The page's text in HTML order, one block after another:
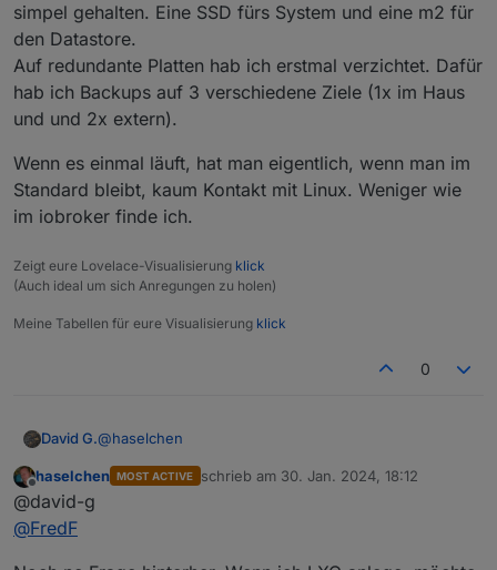
Standardbefehle sind okay, aber wenns um
Festplatten und partionieren und das logische
Verständnis von deren Bezeichnung in Linux geht,
dann ist schon Ende.
simpel gehalten. Eine SSD fürs System und eine m2 für
den Datastore.
Auf redundante Platten hab ich erstmal verzichtet. Dafür
hab ich Backups auf 3 verschiedene Ziele (1x im Haus
und und 2x extern).
Wenn es einmal läuft, hat man eigentlich, wenn man im
Standard bleibt, kaum Kontakt mit Linux. Weniger wie
im iobroker finde ich.
Zeigt eure Lovelace-Visualisierung klick
(Auch ideal um sich Anregungen zu holen)
Meine Tabellen für eure Visualisierung klick
0
David G.@haselchen
Ist bei mir ganz genau so. Hab mein Setup auch ganz
Dafür hab ich Backups auf 3 verschiedene Ziele (1x im
wie im iobroker finde ich.
Offline
haselchen MOST ACTIVE schrieb am 30. Jan. 2024, 18:12
zuletzt editiert von
@david-g
@FredF